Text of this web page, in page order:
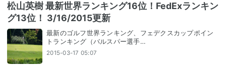
松山英樹 最新世界ランキング16位！FedExランキン
グ13位！ 3/16/2015更新
最新のゴルフ世界ランキング、フェデクスカップポイン
トランキング（バルスパー選手…
2015-03-17 05:07